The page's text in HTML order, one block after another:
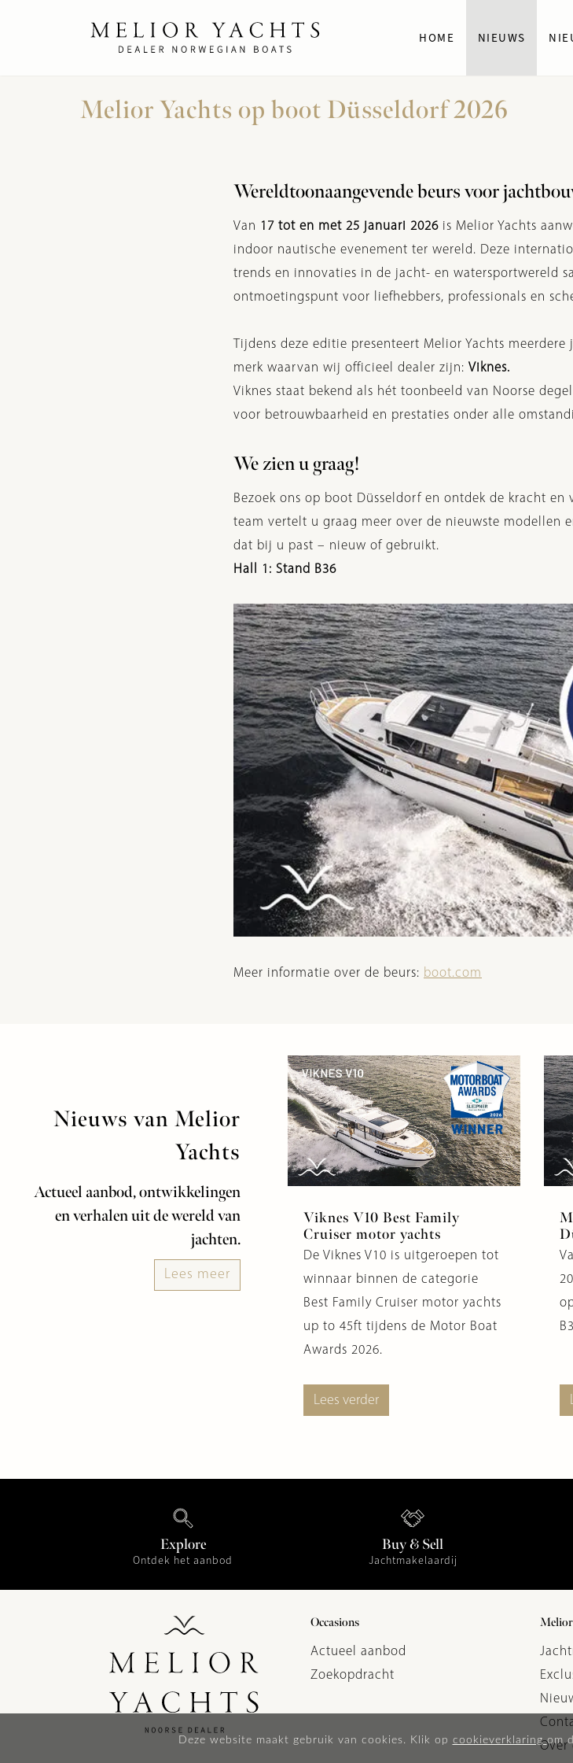
Deze website maakt gebruik van cookies. Klik op cookieverklaringom
HOME NIEUWS
Melior Yachts op boot Düsseldorf 2026
Wereld­toonaangevende beurs voor
Van 17 tot en met 25 januari 2026 is Melior Yachts
indoor nautische evenement ter wereld. Deze
trends en innovaties in de jacht- en watersportwereld
ontmoetingspunt voor liefhebbers, professionals en
Tijdens deze editie presenteert Melior Yachts
merk waarvan wij officieel dealer zijn: Viknes.
Viknes staat bekend als hét toonbeeld van Noorse
voor betrouwbaarheid en prestaties onder alle
We zien u graag!
Bezoek ons op boot Düsseldorf en ontdek de kracht
team vertelt u graag meer over de nieuwste modellen
dat bij u past – nieuw of gebruikt.
Hall 1: Stand B36
Meer informatie over de beurs: boot.com
Nieuws van Melior
Yachts
Actueel aanbod, ontwikkelingen
en verhalen uit de wereld van
jachten.
Lees meer
Viknes V10 Best Family
Cruiser motor yachts
De Viknes V10 is uitgeroepen tot
winnaar binnen de categorie
Best Family Cruiser motor yachts
up to 45ft tijdens de Motor Boat
Awards 2026.
Lees verder
Explore
Ontdek het aanbod
Buy & Sell
Jachtmakelaardij
Occasions
Actueel aanbod
Zoekopdracht
Melior
Over